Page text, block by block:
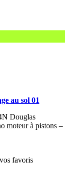
au sol 01
Douglas
moteur à pistons –